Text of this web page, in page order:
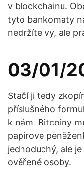
v blockchainu.
tyto bankomaty
nedržíte vy, ale
03/01/
Stačí ji tedy
příslušného
k nám. Bitcoiny
papírové
jednoduchý, ale
ověřené osoby.